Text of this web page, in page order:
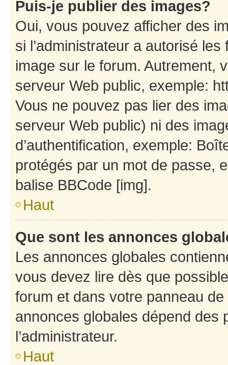
Puis-je publier des images?
Oui, vous pouvez afficher des
si l’administrateur a autorisé
image sur le forum. Autrement,
serveur Web public, exemple:
Vous ne pouvez pas lier des
serveur Web public) ni des
d’authentification, exemple:
protégés par un mot de passe,
balise BBCode [img].
Haut
Que sont les annonces
Les annonces globales
vous devez lire dès que
forum et dans votre panneau
annonces globales dépend des
l’administrateur.
Haut